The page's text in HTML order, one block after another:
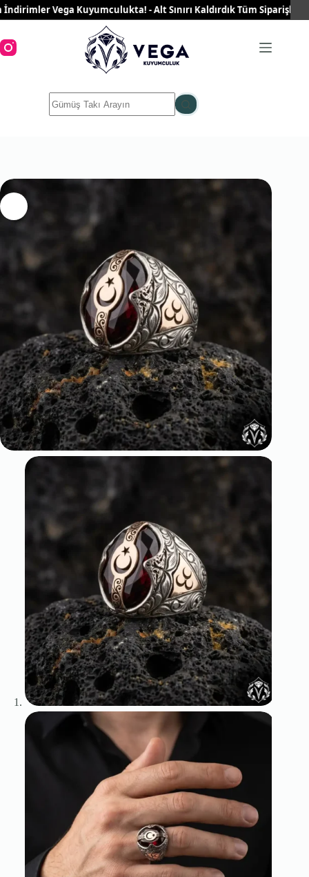
Skip
to
Vega Kuyumculukta! - Alt Sınırı Kaldırdık Tüm
results